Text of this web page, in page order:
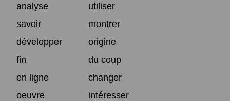
analyse
utiliser
savoir
montrer
développer
origine
fin
du coup
en ligne
changer
oeuvre
intéresser